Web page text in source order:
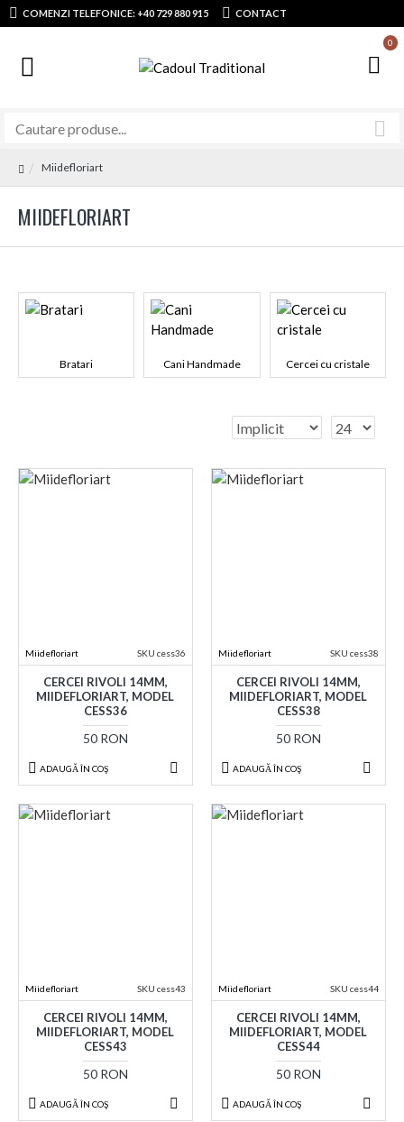
COMENZI TELEFONICE: +40 729 880 915 CONTACT
0
Miidefloriart
MIIDEFLORIART
Bratari Cani Handmade Cercei cu cristale
Miidefloriart SKU cess36
CERCEI RIVOLI 14MM,
MIIDEFLORIART, MODEL
CESS36
50 RON
ADAUGĂ ÎN COŞ
Miidefloriart SKU cess38
CERCEI RIVOLI 14MM,
MIIDEFLORIART, MODEL
CESS38
50 RON
ADAUGĂ ÎN COŞ
Miidefloriart SKU cess43
CERCEI RIVOLI 14MM,
MIIDEFLORIART, MODEL
CESS43
50 RON
ADAUGĂ ÎN COŞ
Miidefloriart SKU cess44
CERCEI RIVOLI 14MM,
MIIDEFLORIART, MODEL
CESS44
50 RON
ADAUGĂ ÎN COŞ